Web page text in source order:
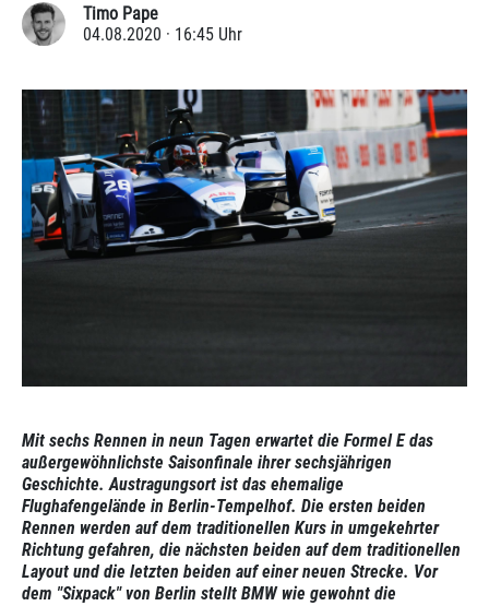
Timo Pape
04.08.2020 · 16:45 Uhr
Mit sechs Rennen in neun Tagen erwartet die Formel E das
außergewöhnlichste Saisonfinale ihrer sechsjährigen
Geschichte. Austragungsort ist das ehemalige
Flughafengelände in Berlin-Tempelhof. Die ersten beiden
Rennen werden auf dem traditionellen Kurs in umgekehrter
Richtung gefahren, die nächsten beiden auf dem traditionellen
Layout und die letzten beiden auf einer neuen Strecke. Vor
dem "Sixpack" von Berlin stellt BMW wie gewohnt die